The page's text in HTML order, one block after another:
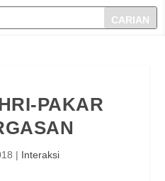
PAKAR
| Interaksi